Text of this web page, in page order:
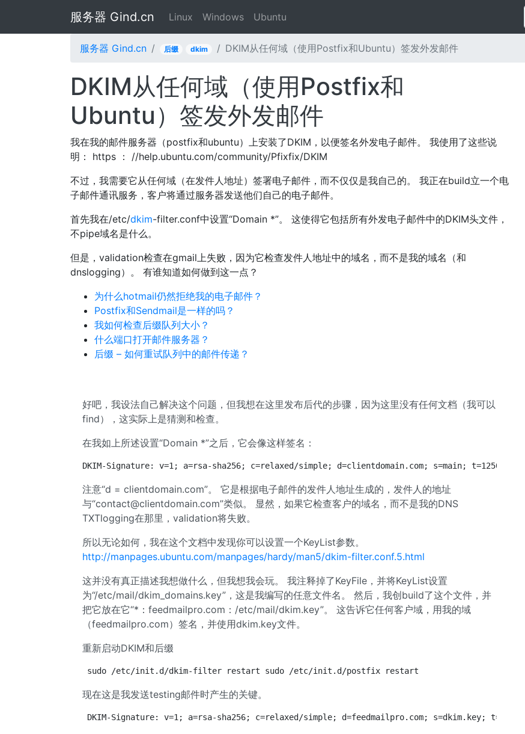
服务器 Gind.cn Linux Windows Ubuntu
服务器 Gind.cn 后缀 dkim DKIM从任何域（使用Postfix和Ubuntu）签发外发邮件
DKIM从任何域（使用Postfix和
Ubuntu）签发外发邮件
我在我的邮件服务器（postfix和ubuntu）上安装了DKIM，以便签名外发电子邮件。 我使用了这些说
明： https ： //help.ubuntu.com/community/Pfixfix/DKIM
不过，我需要它从任何域（在发件人地址）签署电子邮件，而不仅仅是我自己的。 我正在build立一个电
子邮件通讯服务，客户将通过服务器发送他们自己的电子邮件。
首先我在/etc/dkim-filter.conf中设置“Domain *”。 这使得它包括所有外发电子邮件中的DKIM头文件，
不pipe域名是什么。
但是，validation检查在gmail上失败，因为它检查发件人地址中的域名，而不是我的域名（和
dnslogging）。 有谁知道如何做到这一点？
为什么hotmail仍然拒绝我的电子邮件？
Postfix和Sendmail是一样的吗？
我如何检查后缀队列大小？
什么端口打开邮件服务器？
后缀 – 如何重试队列中的邮件传递？
好吧，我设法自己解决这个问题，但我想在这里发布后代的步骤，因为这里没有任何文档（我可以
find），这实际上是猜测和检查。
在我如上所述设置“Domain *”之后，它会像这样签名：
DKIM-Signature: v=1; a=rsa-sha256; c=relaxed/simple; d=clientdomain.com; s=main; t=1250005729;
注意“d = clientdomain.com”。 它是根据电子邮件的发件人地址生成的，发件人的地址
与“contact@clientdomain.com”类似。 显然，如果它检查客户的域名，而不是我的DNS
TXTlogging在那里，validation将失败。
所以无论如何，我在这个文档中发现你可以设置一个KeyList参数。
http://manpages.ubuntu.com/manpages/hardy/man5/dkim-filter.conf.5.html
这并没有真正描述我想做什么，但我想我会玩。 我注释掉了KeyFile，并将KeyList设置
为“/etc/mail/dkim_domains.key”，这是我编写的任意文件名。 然后，我创build了这个文件，并
把它放在它“*：feedmailpro.com：/etc/mail/dkim.key”。 这告诉它任何客户域，用我的域
（feedmailpro.com）签名，并使用dkim.key文件。
重新启动DKIM和后缀
sudo /etc/init.d/dkim-filter restart sudo /etc/init.d/postfix restart
现在这是我发送testing邮件时产生的关键。
DKIM-Signature: v=1; a=rsa-sha256; c=relaxed/simple; d=feedmailpro.com; s=dkim.key; t=1250005729;